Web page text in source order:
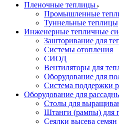
Пленочные теплицы
Промышленные
Туннельные теплицы
Инженерные тепличные
Зашторивание для
Системы отопления
СИОД
Вентиляторы для
Оборудование для
Система поддержки
Оборудование для
Столы для
Штанги (рампы) для
Сеялки высева семян